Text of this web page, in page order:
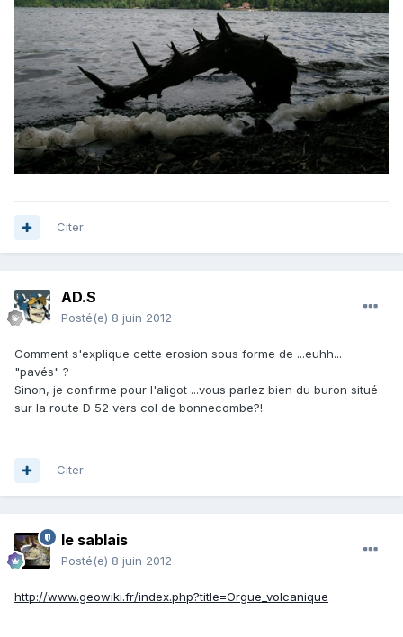
Citer
AD.S
Posté(e) 8 juin 2012
Comment s'explique cette erosion sous forme de ...euhh...
"pavés" ?
Sinon, je confirme pour l'aligot ...vous parlez bien du buron situé
sur la route D 52 vers col de bonnecombe?!.
Citer
le sablais
Posté(e) 8 juin 2012
http://www.geowiki.fr/index.php?title=Orgue_volcanique